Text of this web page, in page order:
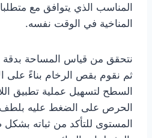
المناسب الذي يتوافق مع
المناخية في الوقت نفسه.
نتحقق من قياس المساحة بدقة
ثم نقوم بقص الرخام بناءً على
السطح لتسهيل عملية تطبيق
الحرص على الضغط عليه بلطف
المستوى للتأكد من ثباته بشكل